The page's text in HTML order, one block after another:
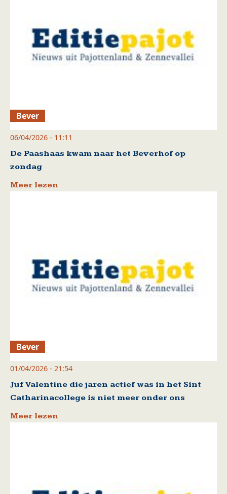
Bever
06/04/2026 - 11:11
De Paashaas kwam naar het Beverhof op
zondag
Meer lezen
Bever
01/04/2026 - 21:54
Juf Valentine die jaren actief was in het Sint
Catharinacollege is niet meer onder ons
Meer lezen